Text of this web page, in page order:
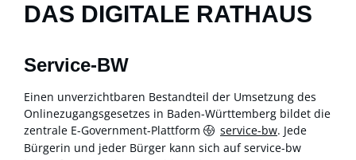
DAS DIGITALE RATHAUS
Service-BW
Einen unverzichtbaren Bestandteil der Umsetzung des
Onlinezugangsgesetzes in Baden-Württemberg bildet die
zentrale E-Government-Plattform
service-bw. Jede
Bürgerin und jeder Bürger kann sich auf service-bw